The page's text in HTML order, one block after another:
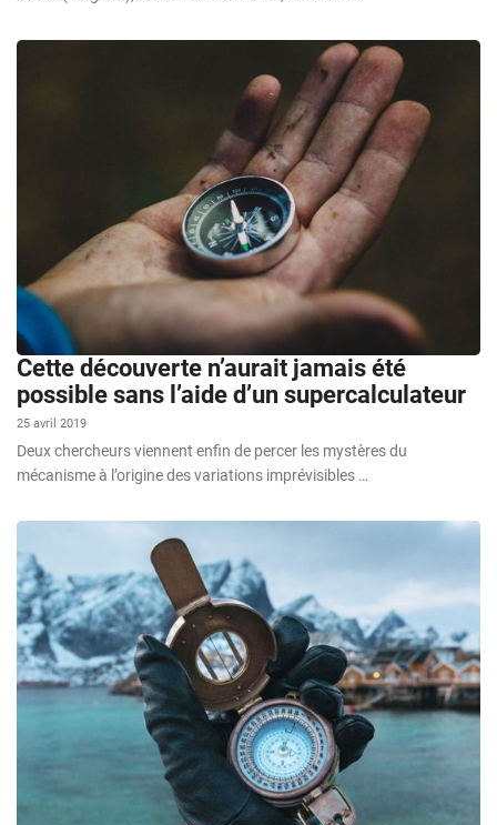
Cette découverte n’aurait jamais été
possible sans l’aide d’un supercalculateur
25 avril 2019
Deux chercheurs viennent enfin de percer les mystères du
mécanisme à l’origine des variations imprévisibles …